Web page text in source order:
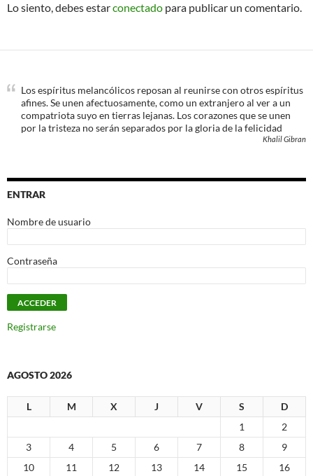
Lo siento, debes estarconectado para publicar un comentario.
Los espíritus melancólicos reposan al reunirse con otros espíritus
afines. Se unen afectuosamente, como un extranjero al ver a un
compatriota suyo en tierras lejanas. Los corazones que se unen
por la tristeza no serán separados por la gloria de la felicidad
Khalil Gibran
ENTRAR
Nombre de usuario
Contraseña
Registrarse
AGOSTO 2026
L M X J V S
D
1
2
3
4 5 6 7 8
9
10
11 12 13 14 15 16